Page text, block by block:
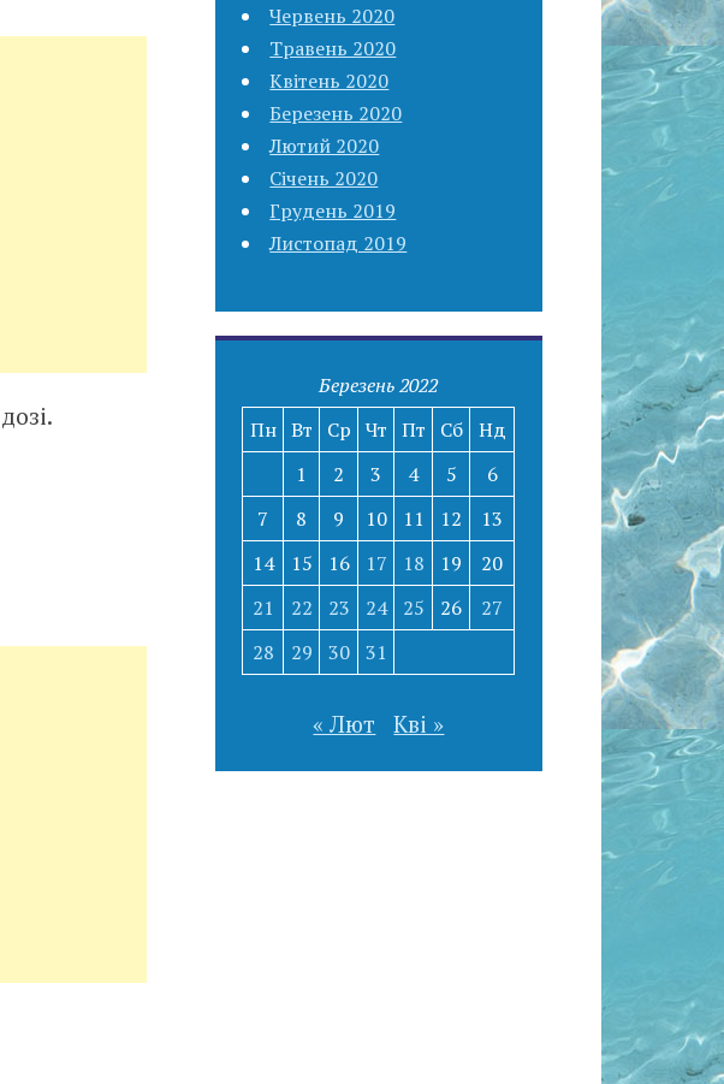
Червень 2020
Травень 2020
Квітень 2020
Березень 2020
Лютий 2020
Січень 2020
Грудень 2019
Листопад 2019
Березень 2022
Пн Вт Ср Чт Пт Сб Нд
1
2 3 4 5
6
7
8 9 10 11 12
13
14
15 16 17 18 19
20
21
22 23 24 25 26
27
28
29 30 31
« Лют Кві »